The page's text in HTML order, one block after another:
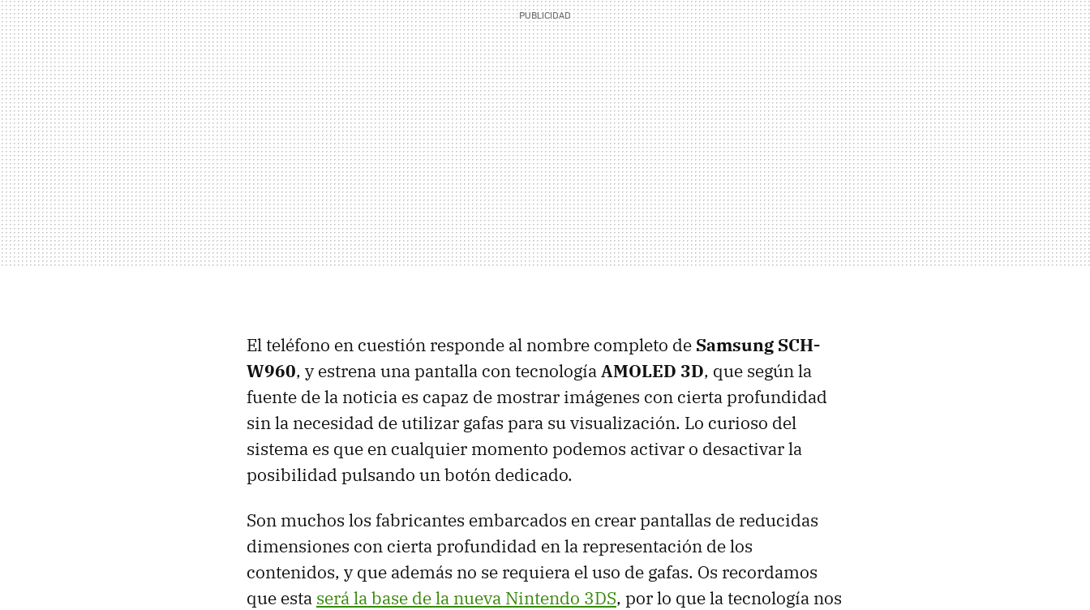
El teléfono en cuestión responde al nombre completo de Samsung SCH-
W960, y estrena una pantalla con tecnologíaAMOLED 3D, que según la
fuente de la noticia es capaz de mostrar imágenes con cierta profundidad
sin la necesidad de utilizar gafas para su visualización. Lo curioso del
sistema es que en cualquier momento podemos activar o desactivar la
posibilidad pulsando un botón dedicado.
Son muchos los fabricantes embarcados en crear pantallas de reducidas
dimensiones con cierta profundidad en la representación de los
contenidos, y que además no se requiera el uso de gafas. Os recordamos
que esta será la base de la nueva Nintendo 3DS, por lo que la tecnología nos